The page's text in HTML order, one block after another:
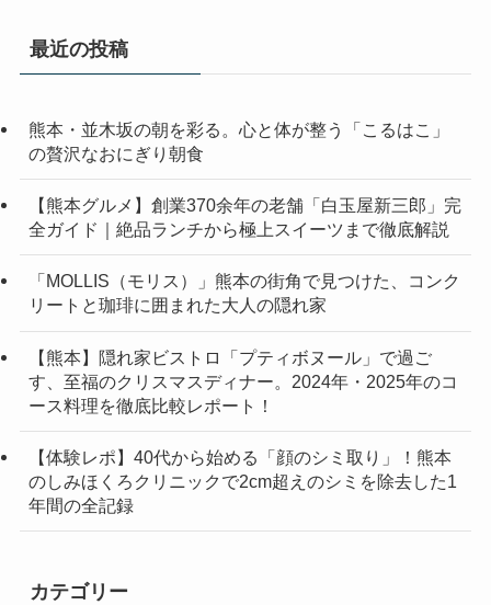
最近の投稿
熊本・並木坂の朝を彩る。心と体が整う「こるはこ」
の贅沢なおにぎり朝食
【熊本グルメ】創業370余年の老舗「白玉屋新三郎」完
全ガイド｜絶品ランチから極上スイーツまで徹底解説
「MOLLIS（モリス）」熊本の街角で見つけた、コンク
リートと珈琲に囲まれた大人の隠れ家
【熊本】隠れ家ビストロ「プティボヌール」で過ご
す、至福のクリスマスディナー。2024年・2025年のコ
ース料理を徹底比較レポート！
【体験レポ】40代から始める「顔のシミ取り」！熊本
のしみほくろクリニックで2cm超えのシミを除去した1
年間の全記録
カテゴリー